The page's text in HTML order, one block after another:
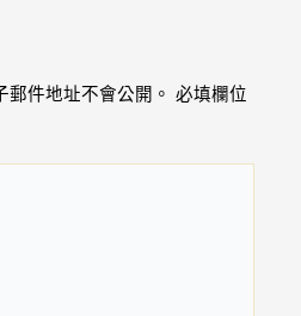
件地址不會公開。 必填欄位